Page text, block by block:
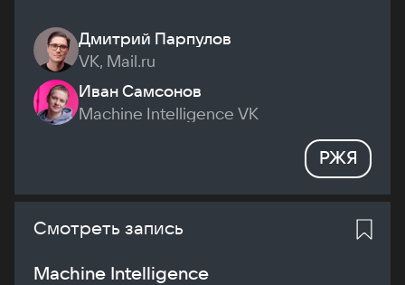
Дмитрий Парпулов
VK, Mail.ru
Иван Самсонов
Machine Intelligence VK
РЖЯ
Смотреть запись
Machine Intelligence